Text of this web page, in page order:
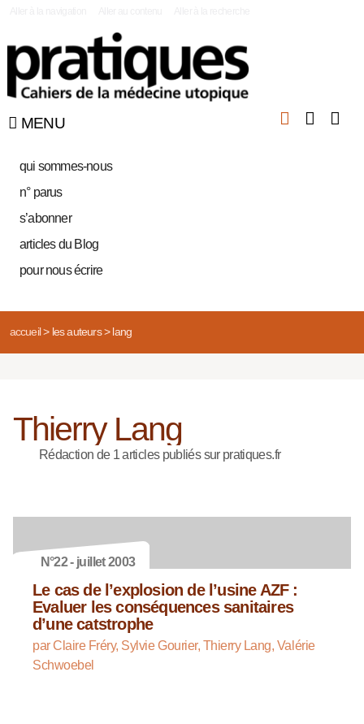
MENU
qui sommes-nous
n° parus
s’abonner
articles du Blog
pour nous écrire
accueil> les auteurs> lang
Thierry Lang
Rédaction de 1 articles publiés sur pratiques.fr
N°22 - juillet 2003
Le cas de l’explosion de l’usine AZF :
Evaluer les conséquences sanitaires
d’une catstrophe
par Claire Fréry, Sylvie Gourier, Thierry Lang, Valérie
Schwoebel